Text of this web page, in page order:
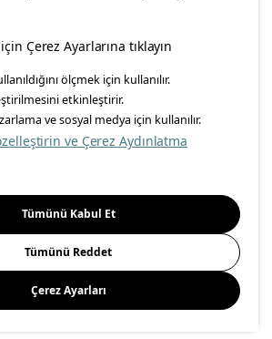
pinterestyoutube
Politikası
İnternet Sitesi Gizlilik Politikası
1999-
siparişlerinizde size özel hizmet ve
için lütfen konumuzu seçin.
Kaydet
Çerez Ayarlarına tıklayın
ölçmek için kullanılır.
etkinleştirir.
ve sosyal medya için kullanılır.
ve Çerez Aydınlatma
Tümünü Kabul Et
Tümünü Reddet
Çerez Ayarları